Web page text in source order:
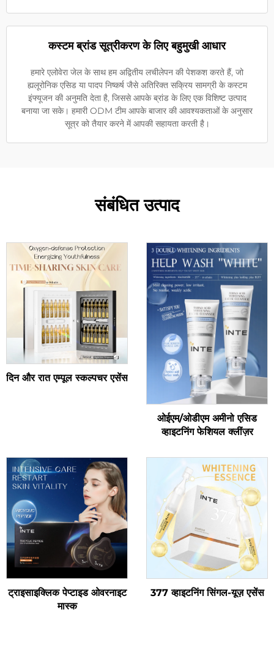
कस्टम ब्रांड सूत्रीकरण के लिए बहुमुखी आधार
हमारे एलोवेरा जेल के साथ हम अद्वितीय लचीलेपन की पेशकश करते हैं, जो
ह्यलूरोनिक एसिड या पादप निष्कर्ष जैसे अतिरिक्त सक्रिय सामग्री के कस्टम
इंफ्यूजन की अनुमति देता है, जिससे आपके ब्रांड के लिए एक विशिष्ट उत्पाद
बनाया जा सके। हमारी ODM टीम आपके बाजार की आवश्यकताओं के अनुसार
सूत्र को तैयार करने में आपकी सहायता करती है।
संबंधित उत्पाद
दिन और रात एम्पूल स्कल्पचर एसेंस
ओईएम/ओडीएम अमीनो एसिड
व्हाइटनिंग फेशियल क्लींज़र
ट्राइसाइक्लिक पेप्टाइड ओवरनाइट
मास्क
377 व्हाइटनिंग सिंगल-यूज़ एसेंस